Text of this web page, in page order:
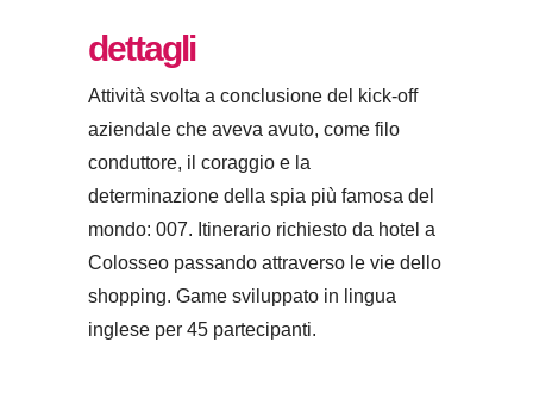
dettagli
Attività svolta a conclusione del kick-off
aziendale che aveva avuto, come filo
conduttore, il coraggio e la
determinazione della spia più famosa del
mondo: 007. Itinerario richiesto da hotel a
Colosseo passando attraverso le vie dello
shopping. Game sviluppato in lingua
inglese per 45 partecipanti.